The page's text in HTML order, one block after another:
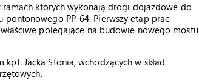
których wykonają drogi dojazdowe do
PP-64. Pierwszy etap prac
polegające na budowie nowego mostu
Jacka Stonia, wchodzących w skład